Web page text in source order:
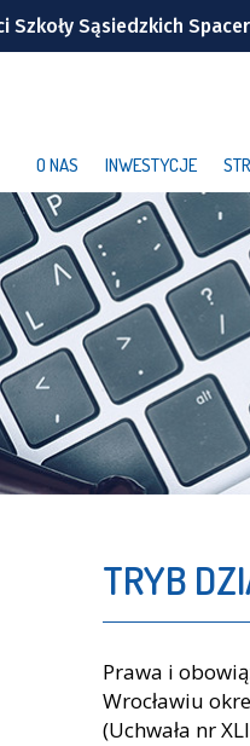
Szkoły Sąsiedzkich
2026: drużyna Milanu
we Wrocławiu |
zyska windę! To będzie
O NAS INWESTYCJE
TRYB
Prawa i
Wrocławiu
(Uchwała nr